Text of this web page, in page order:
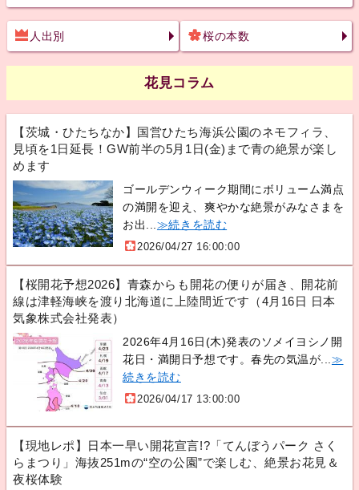
人出別 桜の本数
花見コラム
【茨城・ひたちなか】国営ひたち海浜公園のネモフィラ、
見頃を1日延長！GW前半の5月1日(金)まで青の絶景が楽し
めます
ゴールデンウィーク期間にボリューム満点
の満開を迎え、爽やかな絶景がみなさまを
お出... ≫続きを読む
2026/04/27 16:00:00
【桜開花予想2026】青森からも開花の便りが届き、開花前
線は津軽海峡を渡り北海道に上陸間近です（4月16日 日本
気象株式会社発表）
2026年4月16日(木)発表のソメイヨシノ開
花日・満開日予想です。春先の気温が... ≫
続きを読む
2026/04/17 13:00:00
【現地レポ】日本一早い開花宣言!?「てんぼうパーク さく
らまつり」海抜251mの“空の公園”で楽しむ、絶景お花見＆
夜桜体験